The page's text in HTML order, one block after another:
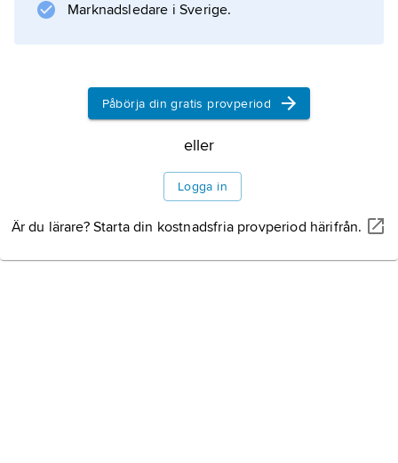
Marknadsledare i Sverige.
Påbörja din gratis provperiod
eller
Logga in
Är du lärare? Starta din kostnadsfria provperiod härifrån.